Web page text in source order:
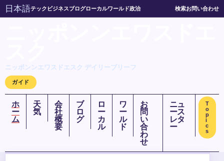
日本語テック ビジネスブログローカルワールド政治 検索お問い合わせ
ニッポンンエワスドエスク デイリーブリーフ
ガイド
ホ
ー
ム
天
気
会
社
概
要
ブ
ロ
グ
ロ
ー
カ
ル
ワ
ー
ル
ド
お
問
い
合
わ
せ
ニュ
ース
レタ
ー
T
o
p
i
c
s